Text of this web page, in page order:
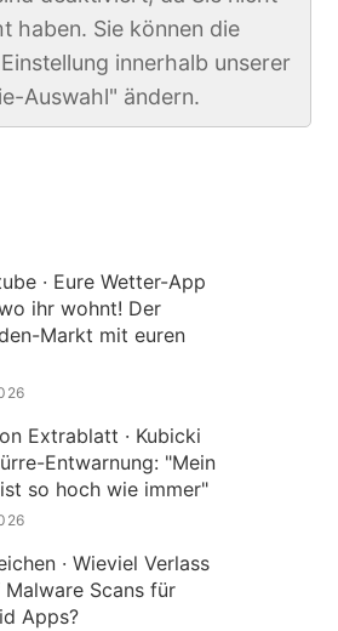
haben. Sie können die
innerhalb unserer
Auswahl" ändern.
· Eure Wetter-App
ihr wohnt! Der
Markt mit euren
Extrablatt · Kubicki
Entwarnung: "Mein
so hoch wie immer"
· Wieviel Verlass
Scans für
Apps?